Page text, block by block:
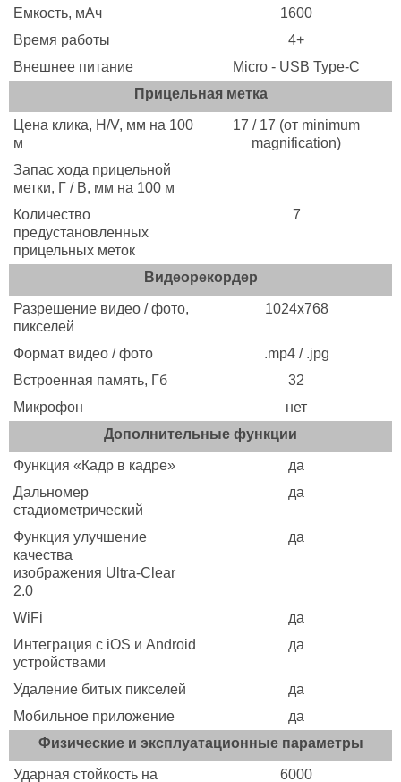
Емкость, мАч
1600
Время работы
4+
Внешнее питание
Micro - USB Type-C
Прицельная метка
Цена клика, H/V, мм на 100
м
17 / 17 (от minimum
magnification)
Запас хода прицельной
метки, Г / В, мм на 100 м
Количество
предустановленных
прицельных меток
7
Видеорекордер
Разрешение видео / фото,
пикселей
1024x768
Формат видео / фото
.mp4 / .jpg
Встроенная память, Гб
32
Микрофон
нет
Дополнительные функции
Функция «Кадр в кадре»
да
Дальномер
стадиометрический
да
Функция улучшение
качества
изображения Ultra-Clear
2.0
да
WiFi
да
Интеграция с iOS и Android
устройствами
да
Удаление битых пикселей
да
Мобильное приложение
да
Физические и эксплуатационные параметры
Ударная стойкость на
6000